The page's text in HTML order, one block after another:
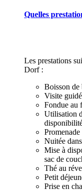
Quelles
Les prestations
Dorf :
Boisson de
Visite
Fondue au
Utilisation
Nuitée
Mise à
sac de
Thé au
Petit
Prise en